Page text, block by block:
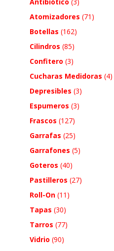
Antibiótico (3)
Atomizadores (71)
Botellas (162)
Cilindros (85)
Confitero (3)
Cucharas Medidoras (4)
Depresibles (3)
Espumeros (3)
Frascos (127)
Garrafas (25)
Garrafones (5)
Goteros (40)
Pastilleros (27)
Roll-On (11)
Tapas (30)
Tarros (77)
Vidrio (90)